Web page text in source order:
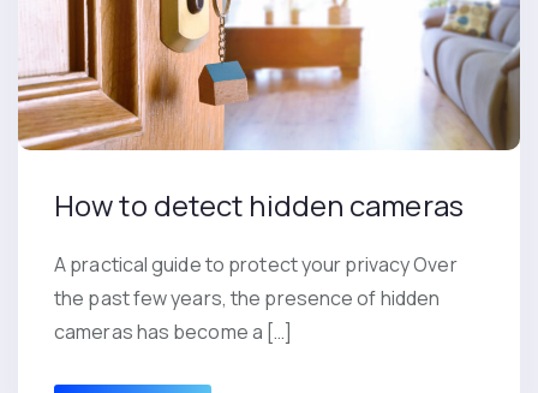
How to detect hidden cameras
A practical guide to protect your privacy Over
the past few years, the presence of hidden
cameras has become a […]